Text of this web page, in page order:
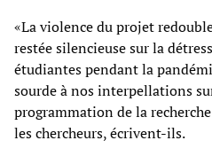
«La violence du projet
restée silencieuse sur la
étudiantes pendant la
sourde à nos interpellations
programmation de la
les chercheurs, écrivent-ils.